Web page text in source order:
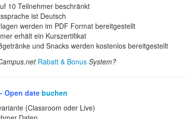
10 Teilnehmer beschränkt
ist Deutsch
werden im PDF Format bereitgestellt
erhält ein Kurszertifikat
und Snacks werden kostenlos bereitgestellt
Rabatt & Bonus System?
Open date buchen
(Classroom oder Live)